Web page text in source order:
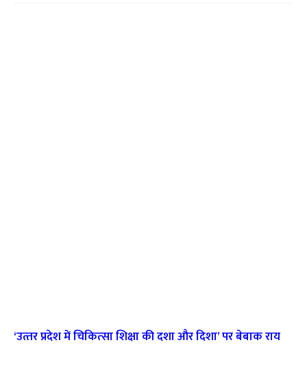
‘उत्‍तर प्रदेश में चिकित्‍सा शिक्षा की दशा और दिशा’ पर बेबाक राय